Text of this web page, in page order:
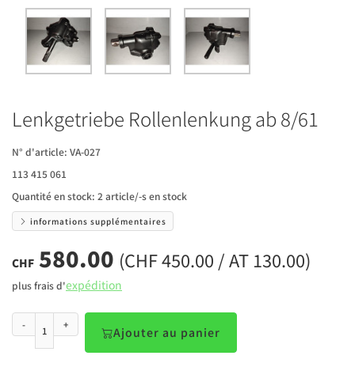
Lenkgetriebe Rollenlenkung ab 8/61
N° d'article: VA-027
113 415 061
Quantité en stock: 2 article/-s en stock
informations supplémentaires
CHF 580.00 (CHF 450.00 / AT 130.00)
plus frais d'expédition
- + Ajouter au panier